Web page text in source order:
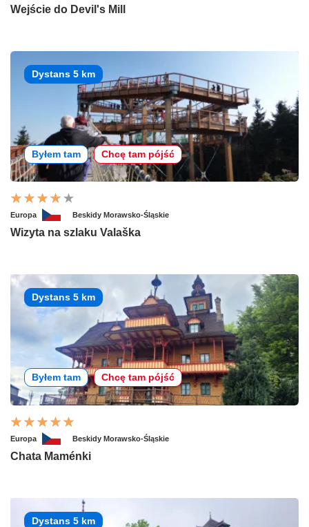
Wejście do Devil's Mill
Dystans 5 km
Byłem tam Chcę tam pójść
Europa Beskidy Morawsko-Śląskie
Wizyta na szlaku Valaška
Dystans 5 km
Byłem tam Chcę tam pójść
Europa Beskidy Morawsko-Śląskie
Chata Maménki
Dystans 5 km